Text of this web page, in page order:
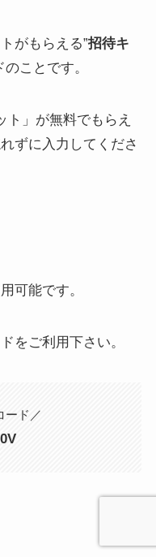
がもらえる”招待キ
ことです。
ト」が無料でもらえ
ずに入力してくださ
可能です。
をご利用下さい。
ード／